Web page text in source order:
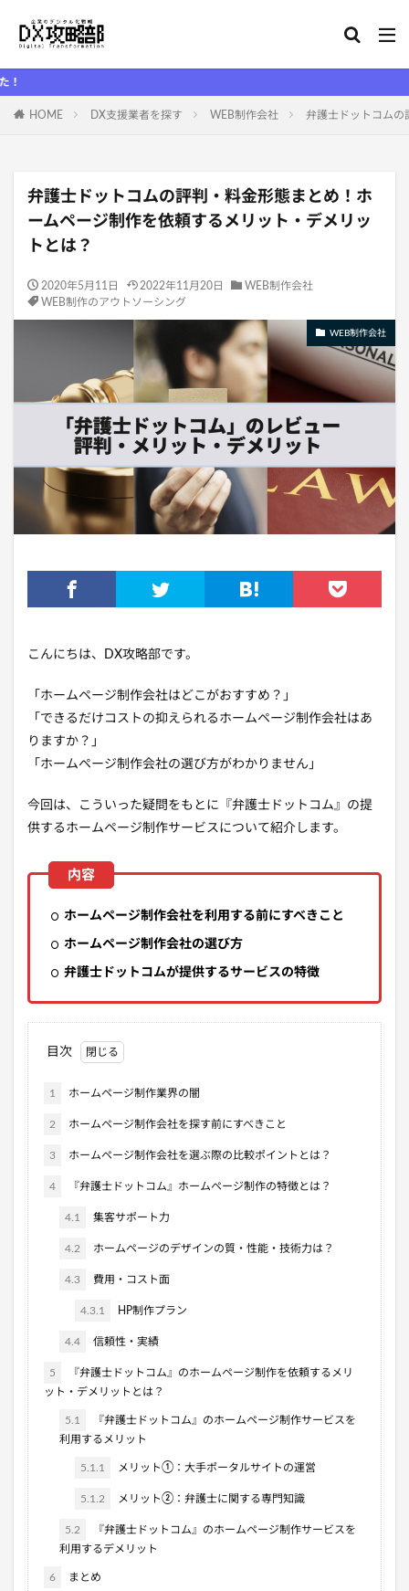
HOME DX支援業者を探す WEB制作会社 弁護士ドットコムの
弁護士ドットコムの評判・料金形態まとめ！ホ
ームページ制作を依頼するメリット・デメリッ
トとは？
2020年5月11日 2022年11月20日
WEB制作会社
WEB制作のアウトソーシング
WEB制作会社
こんにちは、DX攻略部です。
「ホームページ制作会社はどこがおすすめ？」
「できるだけコストの抑えられるホームページ制作会社はあ
りますか？」
「ホームページ制作会社の選び方がわかりません」
今回は、こういった疑問をもとに『弁護士ドットコム』の提
供するホームページ制作サービスについて紹介します。
ホームページ制作会社を利用する前にすべきこと
ホームページ制作会社の選び方
弁護士ドットコムが提供するサービスの特徴
目次
1 ホームページ制作業界の闇
2 ホームページ制作会社を探す前にすべきこと
3 ホームページ制作会社を選ぶ際の比較ポイントとは？
4 『弁護士ドットコム』ホームページ制作の特徴とは？
4.1 集客サポート力
4.2 ホームページのデザインの質・性能・技術力は？
4.3 費用・コスト面
4.3.1 HP制作プラン
4.4 信頼性・実績
5
『弁護士ドットコム』のホームページ制作を依頼するメリ
ット・デメリットとは？
5.1
『弁護士ドットコム』のホームページ制作サービスを
利用するメリット
5.1.1 メリット①：大手ポータルサイトの運営
5.1.2 メリット②：弁護士に関する専門知識
5.2
『弁護士ドットコム』のホームページ制作サービスを
利用するデメリット
6 まとめ